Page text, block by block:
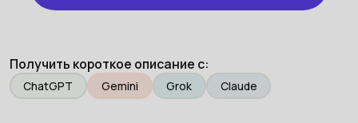
Получить короткое описание с:
ChatGPT Gemini Grok Claude